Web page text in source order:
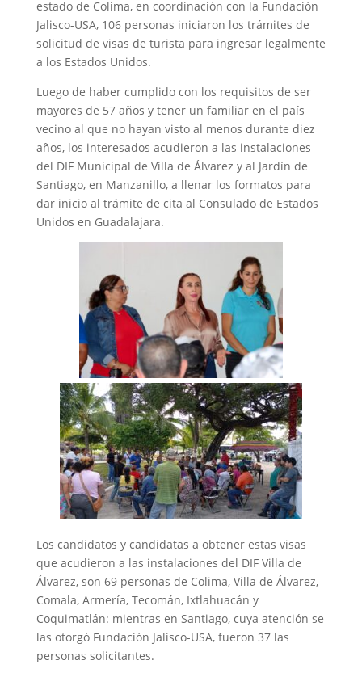
estado de Colima, en coordinación con la Fundación
Jalisco-USA, 106 personas iniciaron los trámites de
solicitud de visas de turista para ingresar legalmente
a los Estados Unidos.
Luego de haber cumplido con los requisitos de ser
mayores de 57 años y tener un familiar en el país
vecino al que no hayan visto al menos durante diez
años, los interesados acudieron a las instalaciones
del DIF Municipal de Villa de Álvarez y al Jardín de
Santiago, en Manzanillo, a llenar los formatos para
dar inicio al trámite de cita al Consulado de Estados
Unidos en Guadalajara.
Los candidatos y candidatas a obtener estas visas
que acudieron a las instalaciones del DIF Villa de
Álvarez, son 69 personas de Colima, Villa de Álvarez,
Comala, Armería, Tecomán, Ixtlahuacán y
Coquimatlán: mientras en Santiago, cuya atención se
las otorgó Fundación Jalisco-USA, fueron 37 las
personas solicitantes.